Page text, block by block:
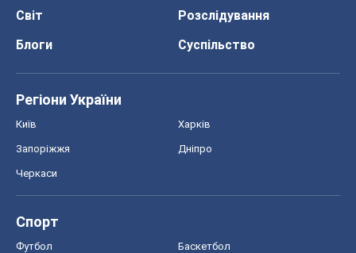
Світ
Розслідування
Блоги
Суспільство
Регіони України
Київ Харків
Запоріжжя Дніпро
Черкаси
Спорт
Футбол Баскетбол